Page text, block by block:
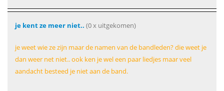
je kent ze meer niet.. (0 x uitgekomen)
je weet wie ze zijn maar de namen van de bandleden? die weet je
dan weer net niet.. ook ken je wel een paar liedjes maar veel
aandacht besteed je niet aan de band.